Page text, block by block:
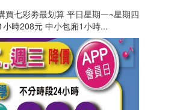
買七彩劵最划算 平日星期一~星期四
時208元 中小包廂1小時...